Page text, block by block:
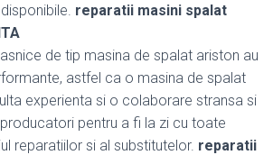
reparatii masini spalat
de tip masina de spalat ariston au
astfel ca o masina de spalat
experienta si o colaborare stransa si
pentru a fi la zi cu toate
reparatiilor si al substitutelor. reparatii